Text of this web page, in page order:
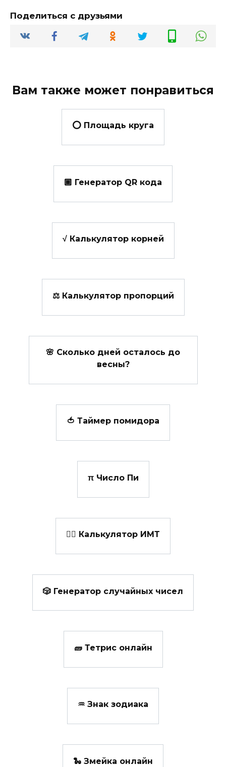
Поделиться с друзьями
Вам также может понравиться
⭕ Площадь круга
🏾 Генератор QR кода
√ Калькулятор корней
⚖ Калькулятор пропорций
🌸 Сколько дней осталось до
весны?
🍅 Таймер помидора
π Число Пи
👩‍⚕️ Калькулятор ИМТ
🎲 Генератор случайных чисел
🧱 Тетрис онлайн
♒ Знак зодиака
🐍 Змейка онлайн